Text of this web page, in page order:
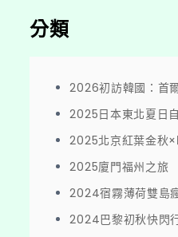
分類
2026初訪韓國：首
2025日本東北夏日
2025北京紅葉金秋
2025廈門福州之旅
2024宿霧薄荷雙島
2024巴黎初秋快閃